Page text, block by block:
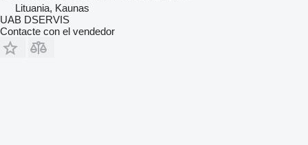
Lituania, Kaunas
UAB DSERVIS
Contacte con el vendedor